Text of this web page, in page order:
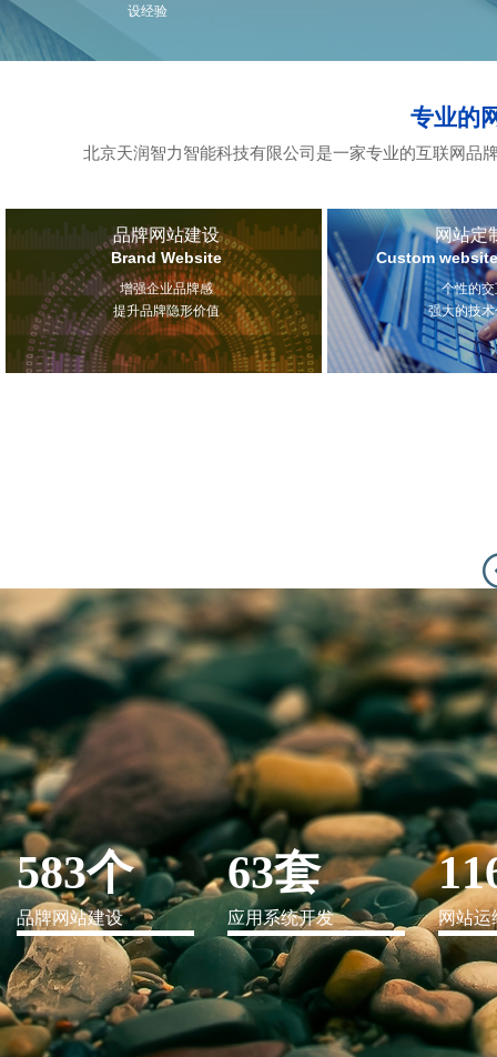
设经验
专业的
北京天润智力智能科技有限公司是一家专业的互联网品
品牌网站建设
Brand Website
增强企业品牌感
提升品牌隐形价值
网站定
Custom
个性的
强大的技
IT行业解决方案
信息爆炸时代，信息传递是否做到更新、更全、更
快
583个
品牌网站建设
63套
应用系统开发 网站运